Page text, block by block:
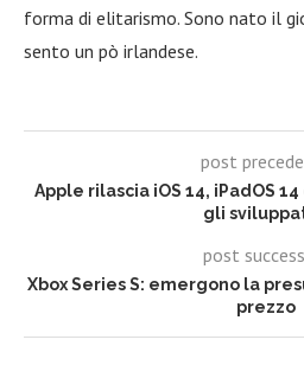
forma di elitarismo. Sono nato il
sento un pò irlandese.
post
Apple rilascia iOS 14, iPadOS
gli
post
Xbox Series S: emergono la
prezzo